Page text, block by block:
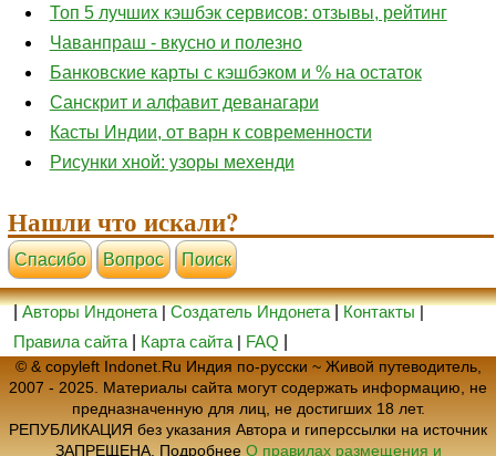
Топ 5 лучших кэшбэк сервисов: отзывы, рейтинг
Чаванпраш - вкусно и полезно
Банковские карты с кэшбэком и % на остаток
Санскрит и алфавит деванагари
Касты Индии, от варн к современности
Рисунки хной: узоры мехенди
Нашли что искали?
Cпасибо Вопрос Поиск
|Авторы Индонета|Создатель Индонета|Контакты|
Правила сайта
Карта сайта | FAQ
© & copyleft Indonet.Ru Индия по-русски ~ Живой путеводитель,
2007 - 2025. Материалы сайта могут содержать информацию, не
предназначенную для лиц, не достигших 18 лет.
РЕПУБЛИКАЦИЯ без указания Автора и гиперссылки на источник
ЗАПРЕЩЕНА. Подробнее О правилах размещения и